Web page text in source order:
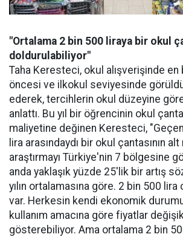
"Ortalama 2 bin 500 liraya bir okul
doldurulabiliyor"
Taha Keresteci, okul alışverişinde en
öncesi ve ilkokul seviyesinde
ederek, tercihlerin okul düzeyine
anlattı. Bu yıl bir öğrencinin okul
maliyetine değinen Keresteci,
lira arasındaydı bir okul çantasının
araştırmayı Türkiye'nin 7 bölgesine
anda yaklaşık yüzde 25'lik bir artış
yılın ortalamasına göre. 2 bin 500
var. Herkesin kendi ekonomik
kullanım amacına göre fiyatlar
gösterebiliyor. Ama ortalama 2 bin